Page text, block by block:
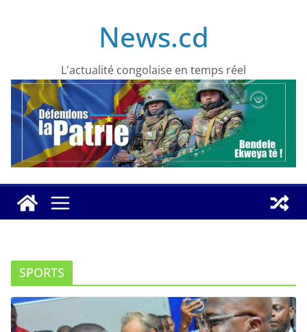
News.cd
L'actualité congolaise en temps réel
SPORTS